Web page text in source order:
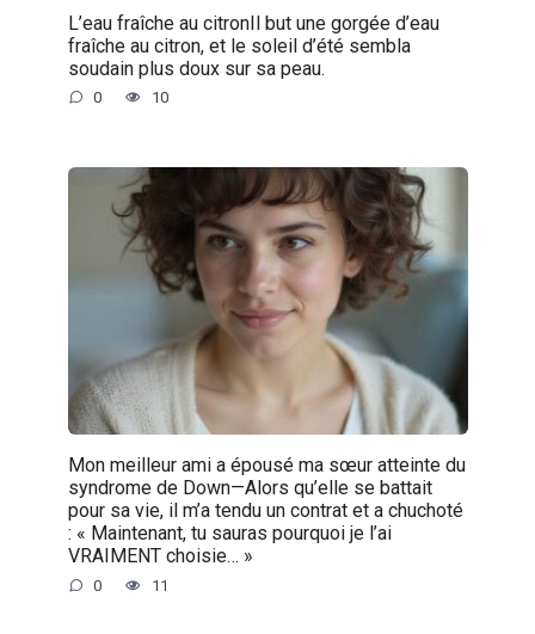
L’eau fraîche au citronIl but une gorgée d’eau
fraîche au citron, et le soleil d’été sembla
soudain plus doux sur sa peau.
0 10
Mon meilleur ami a épousé ma sœur atteinte du
syndrome de Down—Alors qu’elle se battait
pour sa vie, il m’a tendu un contrat et a chuchoté
: « Maintenant, tu sauras pourquoi je l’ai
VRAIMENT choisie… »
0 11